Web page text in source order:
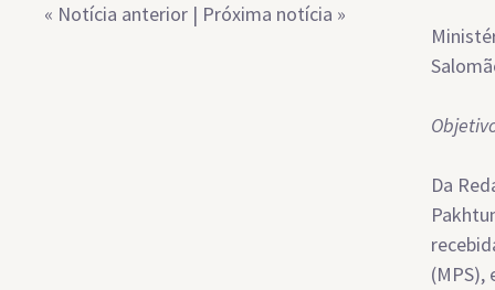
« Notícia anterior | Próxima notícia »
Da
(MPS),